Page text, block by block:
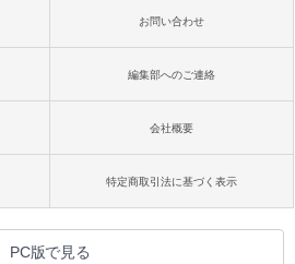
お問い合わせ
編集部へのご連絡
会社概要
特定商取引法に基づく表示
PC版で見る